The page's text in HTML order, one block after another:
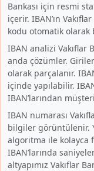
Bankası için resmi
içerir. IBAN’ın
kodu otomatik olarak
IBAN analizi Vakıflar
anda çözümler. Girilen
olarak parçalanır.
içinde yapılabilir.
IBAN’larından
IBAN numarası
bilgiler görüntülenir.
algoritma ile kolayca
IBAN’larında
altyapımız Vakıflar